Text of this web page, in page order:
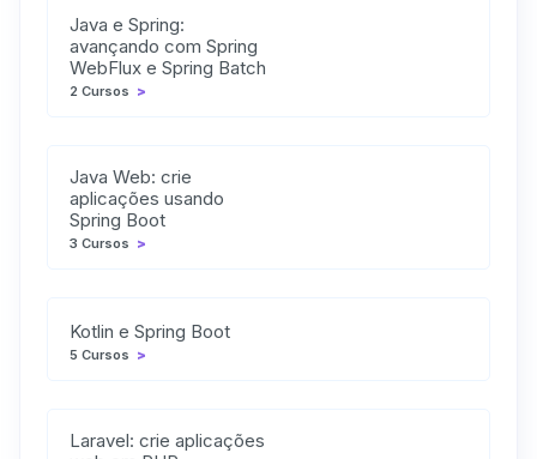
Java e Spring:
avançando com Spring
WebFlux e Spring Batch
2 Cursos >
Java Web: crie
aplicações usando
Spring Boot
3 Cursos >
Kotlin e Spring Boot
5 Cursos >
Laravel: crie aplicações